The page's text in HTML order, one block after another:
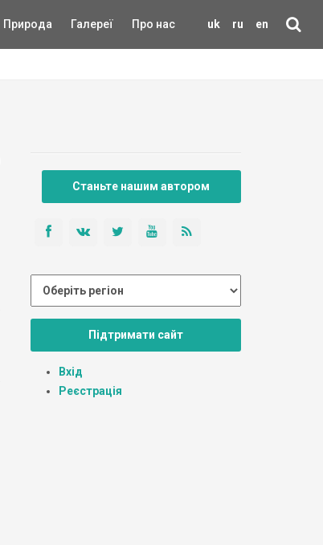
uk ru en
Природа Галереї Про нас
Станьте нашим автором
Підтримати сайт
Вхід
Реєстрація